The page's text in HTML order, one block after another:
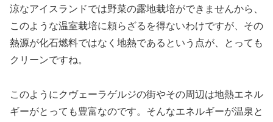
涼なアイスランドでは野菜の露地栽培ができませんから、
このような温室栽培に頼らざるを得ないわけですが、その
熱源が化石燃料ではなく地熱であるという点が、とっても
クリーンですね。
このようにクヴェーラゲルジの街やその周辺は地熱エネル
ギーがとっても豊富なのです。そんなエネルギーが温泉と